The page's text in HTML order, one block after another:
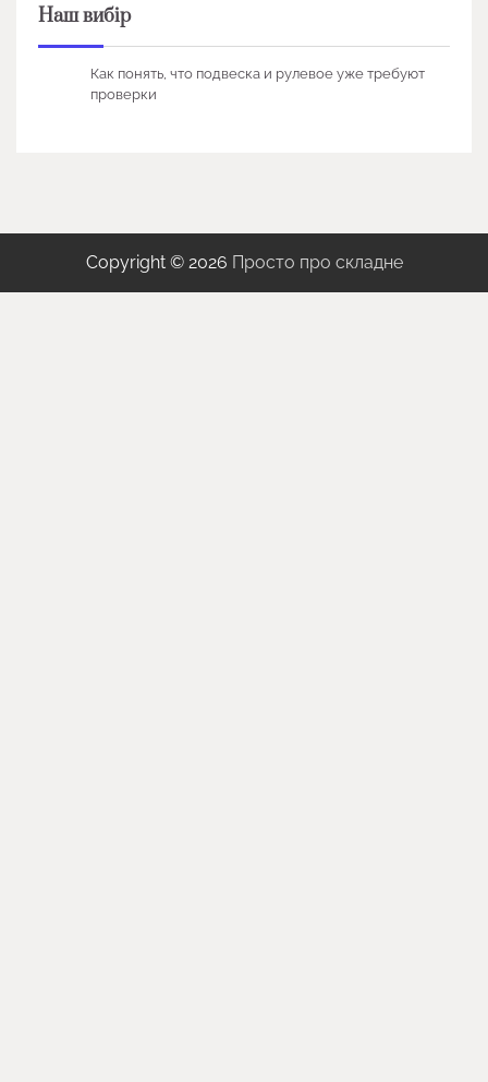
Наш вибір
Как понять, что подвеска и рулевое уже требуют
проверки
Copyright © 2026 Просто про складне